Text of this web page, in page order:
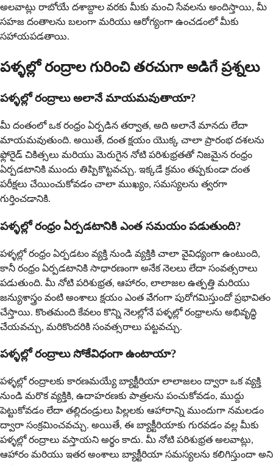
అలవాట్లు రాబోయే దశాబ్దాల వరకు మీకు మంచి సేవలను అందిస్తాయి, మీ
సహజ దంతాలను బలంగా మరియు ఆరోగ్యంగా ఉంచడంలో మీకు
సహాయపడతాయి.
పళ్ళల్లో రంద్రాల గురించి తరచుగా అడిగే ప్రశ్నలు
పళ్ళల్లో రంద్రాలు అలానే మాయమవుతాయా?
మీ దంతంలో ఒక రంధ్రం ఏర్పడిన తర్వాత, అది అలానే మానదు లేదా
మాయమవుతుంది. అయితే, దంత క్షయం యొక్క చాలా ప్రారంభ దశలను
ఫ్లోరైడ్ చికిత్సలు మరియు మెరుగైన నోటి పరిశుభ్రతతో నిజమైన రంధ్రం
ఏర్పడటానికి ముందు తిప్పికొట్టవచ్చు. ఇక్కడే క్రమం తప్పకుండా దంత
పరీక్షలు చేయించుకోవడం చాలా ముఖ్యం, సమస్యలను త్వరగా
గుర్తించడానికి.
పళ్ళల్లో రంధ్రం ఏర్పడటానికి ఎంత సమయం పడుతుంది?
పళ్ళల్లో రంధ్రం ఏర్పడటం వ్యక్తి నుండి వ్యక్తికి చాలా వైవిధ్యంగా ఉంటుంది,
కానీ రంధ్రం ఏర్పడటానికి సాధారణంగా అనేక నెలలు లేదా సంవత్సరాలు
పడుతుంది. మీ నోటి పరిశుభ్రత, ఆహారం, లాలాజల ఉత్పత్తి మరియు
జన్యుశాస్త్రం వంటి అంశాలు క్షయం ఎంత వేగంగా పురోగమిస్తుందో ప్రభావితం
చేస్తాయి. కొంతమంది కేవలం కొన్ని నెలల్లోనే పళ్ళల్లో రంధ్రాలను అభివృద్ధి
చేయవచ్చు, మరికొందరికి సంవత్సరాలు పట్టవచ్చు.
పళ్ళల్లో రంద్రాలు సోకేవిధంగా ఉంటాయా?
పళ్ళల్లో రంద్రాలకు కారణమయ్యే బ్యాక్టీరియా లాలాజలం ద్వారా ఒక వ్యక్తి
నుండి మరొక వ్యక్తికి, ఉదాహరణకు పాత్రలను పంచుకోవడం, ముద్దు
పెట్టుకోవడం లేదా తల్లిదండ్రులు పిల్లలకు ఆహారాన్ని ముందుగా నమలడం
ద్వారా సంక్రమించవచ్చు. అయితే, ఈ బ్యాక్టీరియాకు గురవడం వల్ల మీకు
పళ్ళల్లో రంద్రాలు వస్తాయని అర్థం కాదు. మీ నోటి పరిశుభ్రత అలవాట్లు,
ఆహారం మరియు ఇతర అంశాలు బ్యాక్టీరియా సమస్యలను కలిగిస్తుందా అని